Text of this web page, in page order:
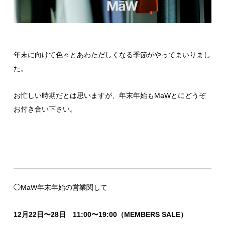
年末に向けて色々とあわただしくなる季節がやってまいりまし
た。
お忙しい時期だとは思いますが、年末年始もMaWとにどうぞ
お付き合い下さい。
◯MaW年末年始の営業関して
12月22日〜28日 11:00〜19:00（MEMBERS SALE）